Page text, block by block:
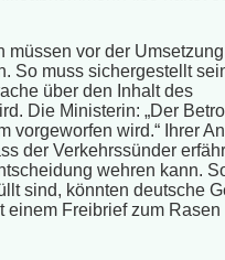
müssen vor der
So muss sichergestellt
über den Inhalt des
Die Ministerin: „Der
vorgeworfen wird.“ Ihrer
der Verkehrssünder
wehren kann.
sind, könnten deutsche
Freibrief zum Rasen